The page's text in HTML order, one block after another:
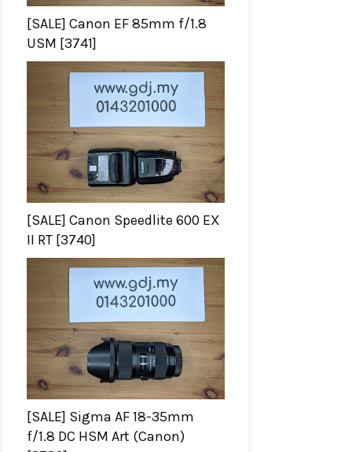
[SALE] Canon EF 85mm f/1.8
USM [3741]
[SALE] Canon Speedlite 600 EX
II RT [3740]
[SALE] Sigma AF 18-35mm
f/1.8 DC HSM Art (Canon)